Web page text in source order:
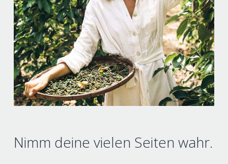
Nimm deine vielen Seiten wahr.